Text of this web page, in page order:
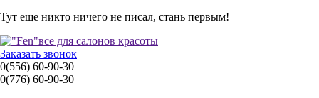
коррозии, которая обеспечивается
нержавеющая сталь 40Х13
Тут еще никто ничего не писал, стань первым!
Заказать звонок
0(556) 60-90-30
0(776) 60-90-30